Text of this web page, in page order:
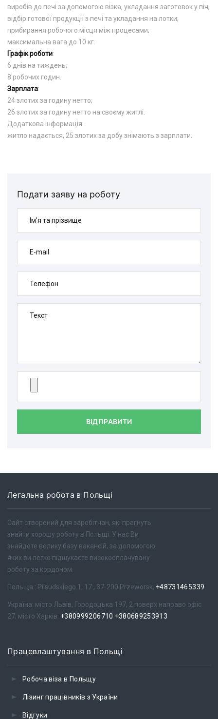
виробів до печі за допомогою візка, укладання заготовок у піч,
відбір готової продукції з печі та укладання на лотки;
прибирання робочого місця між процесами;
максимальна вага до 10 кг.
Графік роботи:
6 днів на тиждень;
8 робочих годин.
Зарплата:
24 злотих за годину нетто;
26 злотих за годину нетто на своєму житлі.
Додаткова інформація:
житло надається, 25 злотих за добу знімають з зарплати.
Подати заяву на роботу
Ім'я та прізвище
E-mail
Телефон
Текст
ВІДПРАВИТИ
Легальна робота в Польщі
Сайт створений для заробітчан, які прагнуть
знайти хорошу роботу в Польщі. У нас Ви
знайдете велику базу вакансій, за допомогою
яких ви легко підшукаєте високооплачувану
роботу за кордоном.
Польща : Pilsudskiego 1, 17 , 37-200 Przeworsk, +48731465339
Україна: місто Львів, Городоцька 197, 2 поверх направо офіс
27; місто Харків. +380999206710 +380689253913
Працевлаштування в Польщі
Робоча віза в Польщу
Лізинг працівників з України
Відгуки